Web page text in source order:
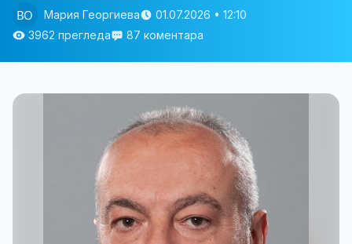
Мария Георгиева
01.07.2026 • 12:10
3962 прегледа
87 коментара